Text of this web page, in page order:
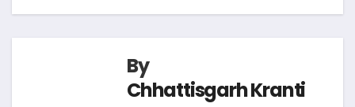
By
Chhattisgarh Kranti